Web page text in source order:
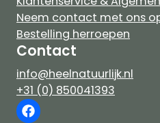
Neem contact met ons
Bestelling herroepen
Contact
info@heelnatuurlijk.nl
+31 (0) 850041393